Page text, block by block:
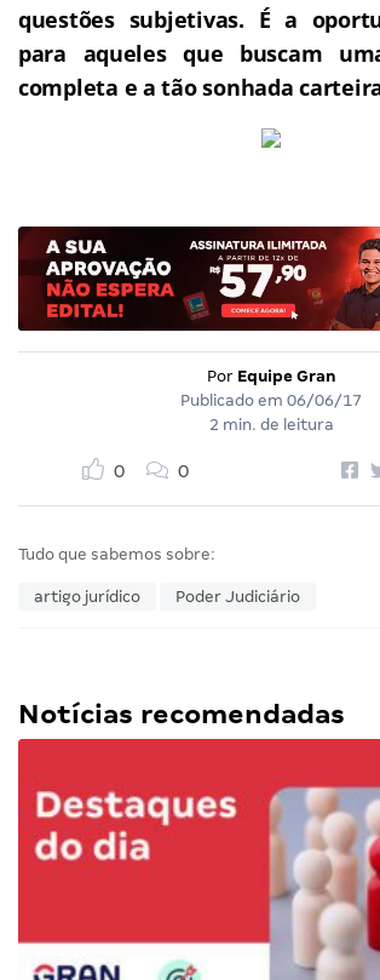
questões subjetivas. É a
para aqueles que buscam
completa e a tão sonhada
Por Equipe Gran
Publicado em 06/06/17
2 min. de leitura
0 0
Tudo que sabemos sobre:
artigo jurídico Poder Judiciário
Notícias recomendadas